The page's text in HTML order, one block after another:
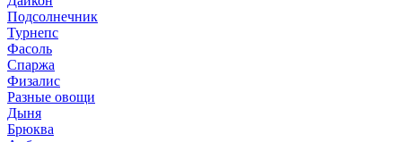
Подсолнечник
Турнепс
Фасоль
Спаржа
Физалис
Разные овощи
Дыня
Брюква